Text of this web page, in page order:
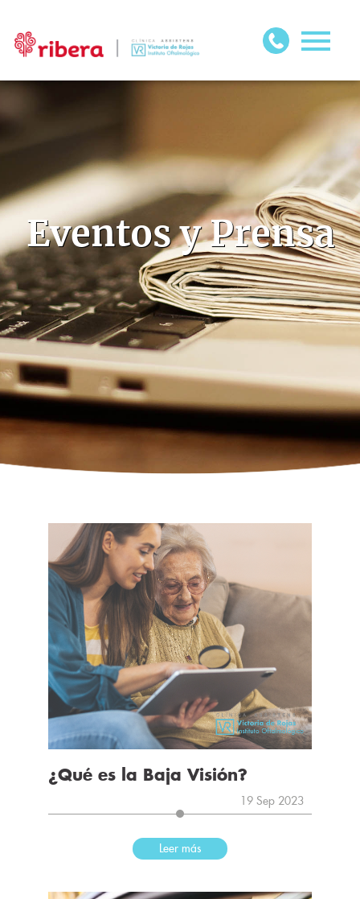
Eventos y Prensa
¿Qué es la Baja Visión?
19 Sep 2023
Leer más